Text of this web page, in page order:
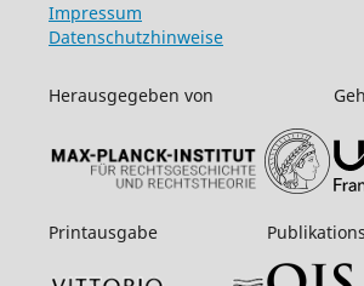
Impressum
Datenschutzhinweise
Herausgegeben von
Printausgabe